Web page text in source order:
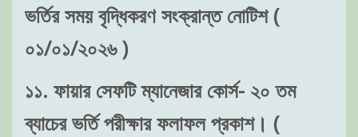
ভর্তির সময় বৃদ্ধিকরণ সংক্রান্ত নোটিশ (
০১/০১/২০২৬ )
১১. ফায়ার সেফটি ম্যানেজার কোর্স- ২০ তম
ব্যাচের ভর্তি পরীক্ষার ফলাফল প্রকাশ। (